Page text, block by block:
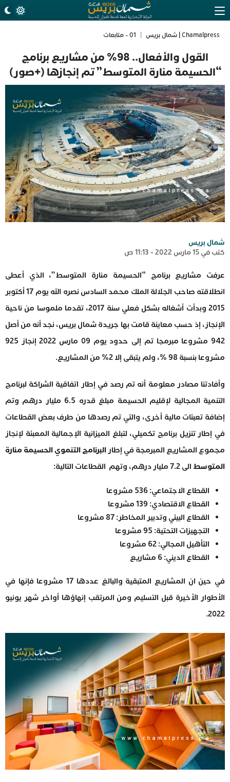
Chamalpress | شمال بريس 01 - متابعات
القول والأفعال.. 98% من مشاريع برنامج
“الحسيمة منارة المتوسط” تم إنجازها (+صور)
شمال بريس
كتب في 15 مارس 2022 - 11:13 ص
عرفت مشاريع برنامج “الحسيمة منارة المتوسط”، الذي أعطى
انطلاقته صاحب الجلالة الملك محمد السادس نصره الله يوم 17 أكتوبر
2015 وبدأت أشغاله بشكل فعلي سنة 2017، تقدما ملموسا من ناحية
الإنجاز، إذ حسب معاينة قامت بها جريدة شمال بريس، نجد أنه من أصل
942 مشروعا مبرمجا تم إلى حدود يوم 09 مارس 2022 إنجاز 925
مشروعا بنسبة 98 %، ولم يتبقى إلا 2% من المشاريع.
وأفادتنا مصادر معلومة أنه تم رصد في إطار اتفاقية الشراكة لبرنامج
التنمية المجالية لإقليم الحسيمة مبلغ قدره 6.5 مليار درهم وتم
إضافة تعبئات مالية أخرى، والتي تم رصدها من طرف بعض القطاعات
في إطار تنزيل برنامج تكميلي، لتبلغ الميزانية الإجمالية المعبئة لإنجاز
مجموع المشاريع المبرمجة في إطار البرنامج التنموي الحسيمة منارة
المتوسط الى 7.2 مليار درهم، وتهم القطاعات التالية:
القطاع الاجتماعي: 536 مشروعا
القطاع الاقتصادي: 139 مشروعا
القطاع البيئي وتدبير المخاطر: 87 مشروعا
التجهيزات التحتية: 95 مشروعا
التأهيل المجالي: 62 مشروعا
القطاع الديني: 6 مشاريع
في حين ان المشاريع المتبقية والبالغ عددها 17 مشروعا فإنها في
الأطوار الأخيرة قبل التسليم ومن المرتقب إنهاؤها أواخر شهر يونيو
2022.